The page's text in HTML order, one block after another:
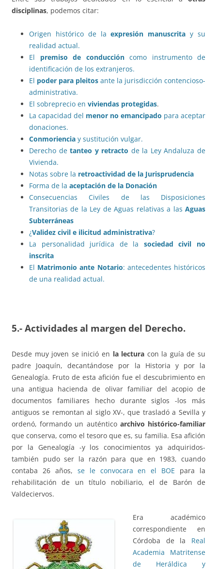
disciplinas, podemos citar:
Origen histórico de laexpresión manuscrita y su
realidad actual.
El premiso de conduccióncomo instrumento de
identificación de los extranjeros.
El poder para pleitos ante la jurisdicción contencioso-
administrativa.
El sobreprecio en viviendas protegidas.
La capacidad del menor no emancipado para aceptar
donaciones.
Conmoriencia y sustitución vulgar.
Derecho detanteo y retracto de la Ley Andaluza de
Vivienda.
Notas sobre la retroactividad de la Jurisprudencia
Forma de la aceptación de la Donación
Consecuencias Civiles de las Disposiciones
Transitorias de la Ley de Aguas relativas a las Aguas
Subterráneas
¿Validez civil e ilicitud administrativa?
La personalidad jurídica de la sociedad civil no
inscrita
El Matrimonio ante Notario: antecedentes históricos
de una realidad actual.
5.- Actividades al margen del Derecho.
Desde muy joven se inició en la lectura con la guía de su
padre Joaquín, decantándose por la Historia y por la
Genealogía. Fruto de esta afición fue el descubrimiento en
una antigua hacienda de olivar familiar del acopio de
documentos familiares hecho durante siglos -los más
antiguos se remontan al siglo XV-, que trasladó a Sevilla y
ordenó, formando un auténtico archivo histórico-familiar
que conserva, como el tesoro que es, su familia. Esa afición
por la Genealogía -y los conocimientos ya adquiridos-
también pudo ser la razón para que en 1983, cuando
contaba 26 años, se le convocara en el BOE para la
rehabilitación de un título nobiliario, el de Barón de
Valdeciervos.
Era académico
correspondiente en
Córdoba de la Real
Academia Matritense
de Heráldica y